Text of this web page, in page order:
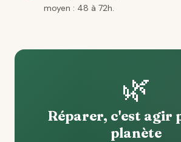
moyen : 48 à 72h.
🌿
Réparer, c'est agir
planète